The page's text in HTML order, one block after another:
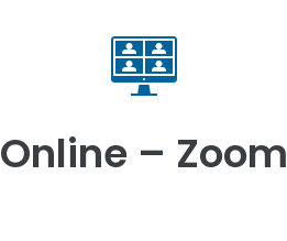
Online – Zoom